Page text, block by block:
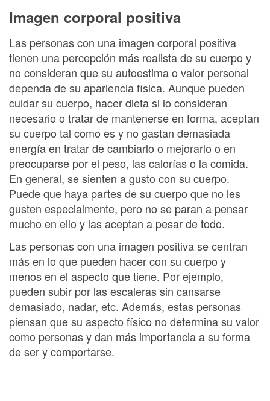
Imagen corporal positiva
Las personas con una imagen corporal positiva
tienen una percepción más realista de su cuerpo y
no consideran que su autoestima o valor personal
dependa de su apariencia física. Aunque pueden
cuidar su cuerpo, hacer dieta si lo consideran
necesario o tratar de mantenerse en forma, aceptan
su cuerpo tal como es y no gastan demasiada
energía en tratar de cambiarlo o mejorarlo o en
preocuparse por el peso, las calorías o la comida.
En general, se sienten a gusto con su cuerpo.
Puede que haya partes de su cuerpo que no les
gusten especialmente, pero no se paran a pensar
mucho en ello y las aceptan a pesar de todo.
Las personas con una imagen positiva se centran
más en lo que pueden hacer con su cuerpo y
menos en el aspecto que tiene. Por ejemplo,
pueden subir por las escaleras sin cansarse
demasiado, nadar, etc. Además, estas personas
piensan que su aspecto físico no determina su valor
como personas y dan más importancia a su forma
de ser y comportarse.